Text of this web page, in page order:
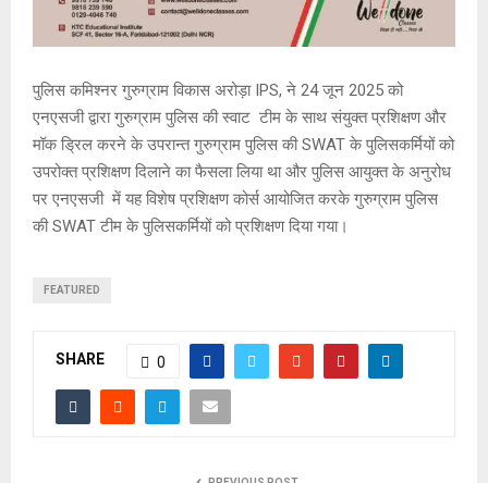
पुलिस कमिश्नर गुरुग्राम विकास अरोड़ा IPS, ने 24 जून 2025 को
एनएसजी द्वारा गुरुग्राम पुलिस की स्वाट टीम के साथ संयुक्त प्रशिक्षण और
मॉक ड्रिल करने के उपरान्त गुरुग्राम पुलिस की SWAT के पुलिसकर्मियों को
उपरोक्त प्रशिक्षण दिलाने का फैसला लिया था और पुलिस आयुक्त के अनुरोध
पर एनएसजी में यह विशेष प्रशिक्षण कोर्स आयोजित करके गुरुग्राम पुलिस
की SWAT टीम के पुलिसकर्मियों को प्रशिक्षण दिया गया।
FEATURED
SHARE 0